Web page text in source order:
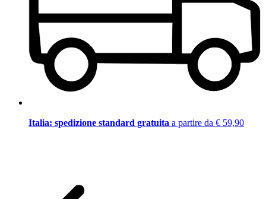
Italia: spedizione standard gratuita a partire da € 59,90